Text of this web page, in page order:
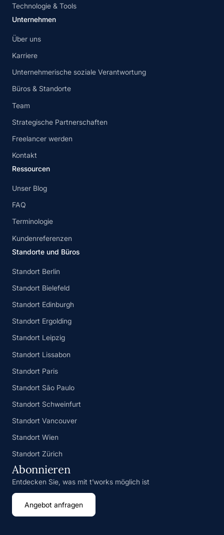
Technologie & Tools
Unternehmen
Über uns
Karriere
Unternehmerische soziale Verantwortung
Büros & Standorte
Team
Strategische Partnerschaften
Freelancer werden
Kontakt
Ressourcen
Unser Blog
FAQ
Terminologie
Kundenreferenzen
Standorte und Büros
Standort Berlin
Standort Bielefeld
Standort Edinburgh
Standort Ergolding
Standort Leipzig
Standort Lissabon
Standort Paris
Standort São Paulo
Standort Schweinfurt
Standort Vancouver
Standort Wien
Standort Zürich
Abonnieren
Entdecken Sie, was mit t’works möglich ist
Angebot anfragen